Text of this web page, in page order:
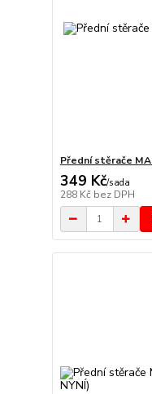
Přední stěrače
349 Kč/sada
288 Kč bez DPH